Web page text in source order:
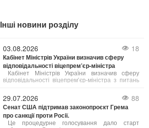
Інші новини розділу
03.08.2026 18
Кабінет Міністрів України визначив сферу
відповідальності віцепрем’єр-міністра
Кабінет Міністрів України визначив сферу
відповідальності віцепрем’єр-міністра з питань
29.07.2026 88
Сенат США підтримав законопроєкт Грема
про санкції проти Росії.
Це процедурне голосування дало старт